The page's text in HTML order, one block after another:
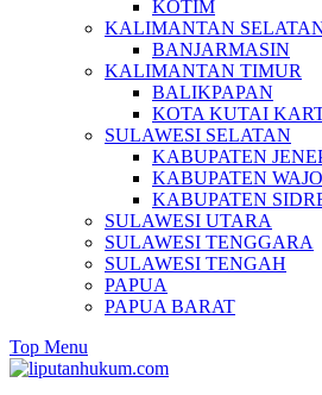
KOTIM
KALIMANTAN
BANJARMASIN
KALIMANTAN TIMUR
BALIKPAPAN
KOTA KUTAI
SULAWESI SELATAN
KABUPATEN
KABUPATEN WAJO
KABUPATEN
SULAWESI UTARA
SULAWESI TENGGARA
SULAWESI TENGAH
PAPUA
PAPUA BARAT
Top Menu